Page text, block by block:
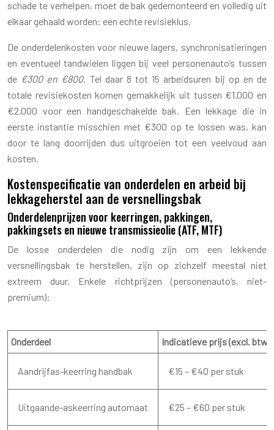
schade te verhelpen, moet de bak gedemonteerd en volledig uit
elkaar gehaald worden: een echte revisieklus.
De onderdelenkosten voor nieuwe lagers, synchronisatieringen
en eventueel tandwielen liggen bij veel personenauto’s tussen
de €300 en €800. Tel daar 8 tot 15 arbeidsuren bij op en de
totale revisiekosten komen gemakkelijk uit tussen €1.000 en
€2.000 voor een handgeschakelde bak. Een lekkage die in
eerste instantie misschien met €300 op te lossen was, kan
door te lang doorrijden dus uitgroeien tot een veelvoud aan
kosten.
Kostenspecificatie van onderdelen en arbeid bij
lekkageherstel aan de versnellingsbak
Onderdelenprijzen voor keerringen, pakkingen,
pakkingsets en nieuwe transmissieolie (ATF, MTF)
De losse onderdelen die nodig zijn om een lekkende
versnellingsbak te herstellen, zijn op zichzelf meestal niet
extreem duur. Enkele richtprijzen (personenauto’s, niet-
premium):
Onderdeel Indicatieve prijs (excl. btw)
Aandrijfas-keerring handbak €15 – €40 per stuk
Uitgaande-askeerring automaat €25 – €60 per stuk